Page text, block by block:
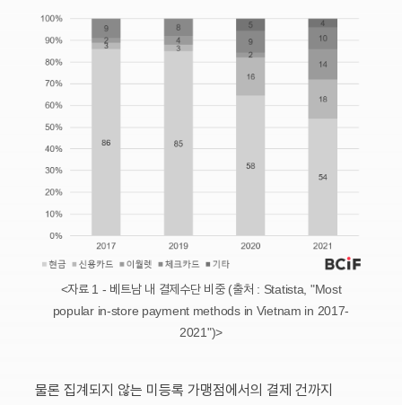
<자료 1 - 베트남 내 결제수단 비중 (출처 : Statista, "Most
popular in-store payment methods in Vietnam in 2017-
2021")>
물론 집계되지 않는 미등록 가맹점에서의 결제 건까지